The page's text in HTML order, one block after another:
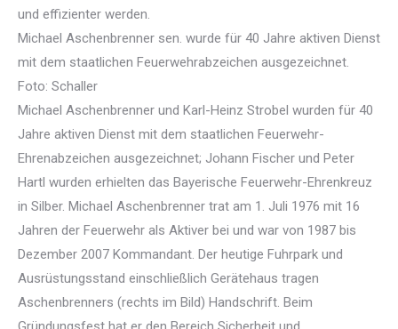
und effizienter werden.
Michael Aschenbrenner sen. wurde für 40 Jahre aktiven Dienst
mit dem staatlichen Feuerwehrabzeichen ausgezeichnet.
Foto: Schaller
Michael Aschenbrenner und Karl-Heinz Strobel wurden für 40
Jahre aktiven Dienst mit dem staatlichen Feuerwehr-
Ehrenabzeichen ausgezeichnet; Johann Fischer und Peter
Hartl wurden erhielten das Bayerische Feuerwehr-Ehrenkreuz
in Silber. Michael Aschenbrenner trat am 1. Juli 1976 mit 16
Jahren der Feuerwehr als Aktiver bei und war von 1987 bis
Dezember 2007 Kommandant. Der heutige Fuhrpark und
Ausrüstungsstand einschließlich Gerätehaus tragen
Aschenbrenners (rechts im Bild) Handschrift. Beim